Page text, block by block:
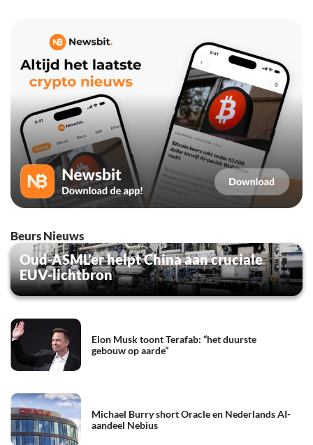
Beurs Nieuws
Oud-ASML’er helpt China aan cruciale
EUV-lichtbron
Elon Musk toont Terafab: “het duurste
gebouw op aarde”
Michael Burry short Oracle en Nederlands AI-
aandeel Nebius